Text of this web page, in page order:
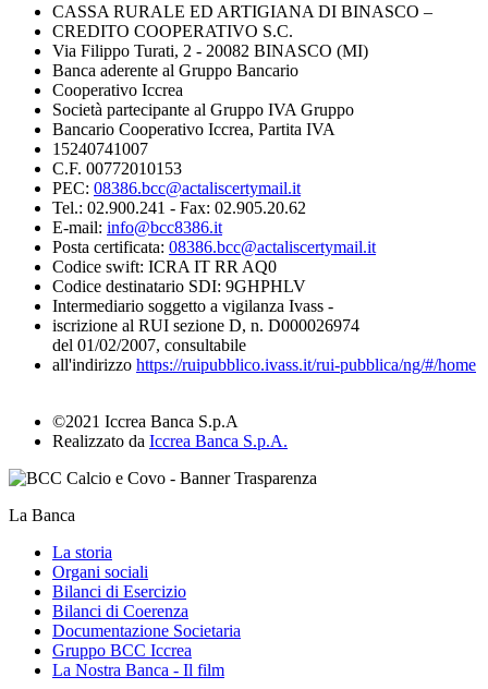
CASSA RURALE ED ARTIGIANA DI BINASCO –
CREDITO COOPERATIVO S.C.
Via Filippo Turati, 2 - 20082 BINASCO (MI)
Banca aderente al Gruppo Bancario
Cooperativo Iccrea
Società partecipante al Gruppo IVA Gruppo
Bancario Cooperativo Iccrea, Partita IVA
15240741007
C.F. 00772010153
PEC: 08386.bcc@actaliscertymail.it
Tel.: 02.900.241 - Fax: 02.905.20.62
E-mail: info@bcc8386.it
Posta certificata: 08386.bcc@actaliscertymail.it
Codice swift: ICRA IT RR AQ0
Codice destinatario SDI: 9GHPHLV
Intermediario soggetto a vigilanza Ivass -
iscrizione al RUI sezione D, n. D000026974
del 01/02/2007, consultabile
all'indirizzo https://ruipubblico.ivass.it/rui-pubblica/ng/#/home
©2021 Iccrea Banca S.p.A
Realizzato da Iccrea Banca S.p.A.
La Banca
La storia
Organi sociali
Bilanci di Esercizio
Bilanci di Coerenza
Documentazione Societaria
Gruppo BCC Iccrea
La Nostra Banca - Il film